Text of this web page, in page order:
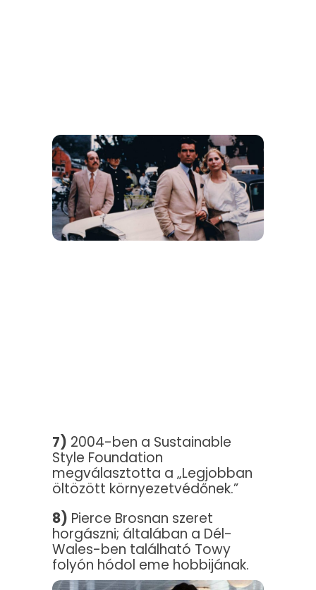
7) 2004-ben a Sustainable
Style Foundation
megválasztotta a „Legjobban
öltözött környezetvédőnek.”
8) Pierce Brosnan szeret
horgászni; általában a Dél-
Wales-ben található Towy
folyón hódol eme hobbijának.